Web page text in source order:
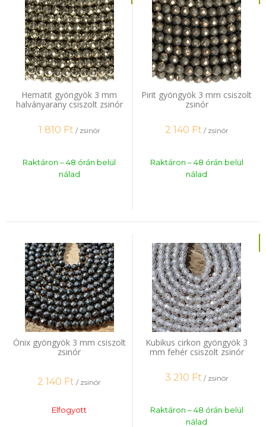
Hematit gyöngyök 3 mm
halványarany csiszolt zsinór
1 810 Ft / zsinór
Raktáron – 48 órán belül
nálad
Pirit gyöngyök 3 mm csiszolt
zsinór
2 140 Ft / zsinór
Raktáron – 48 órán belül
nálad
Ónix gyöngyök 3 mm csiszolt
zsinór
2 140 Ft / zsinór
Elfogyott
Kubikus cirkon gyöngyök 3
mm fehér csiszolt zsinór
3 210 Ft / zsinór
Raktáron – 48 órán belül
nálad